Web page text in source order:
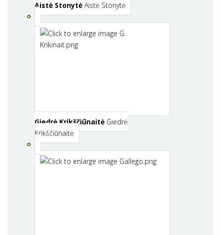
Aistė Stonytė Aistė Stonytė
Giedrė Krikščiūnaitė Giedrė
Krikščiūnaitė